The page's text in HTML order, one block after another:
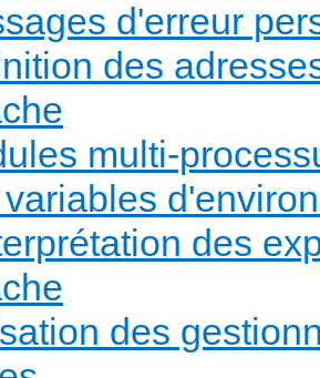
d'erreur
des
multi-
des
des